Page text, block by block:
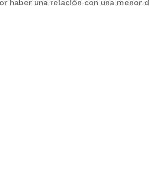
haber una relación con una menor